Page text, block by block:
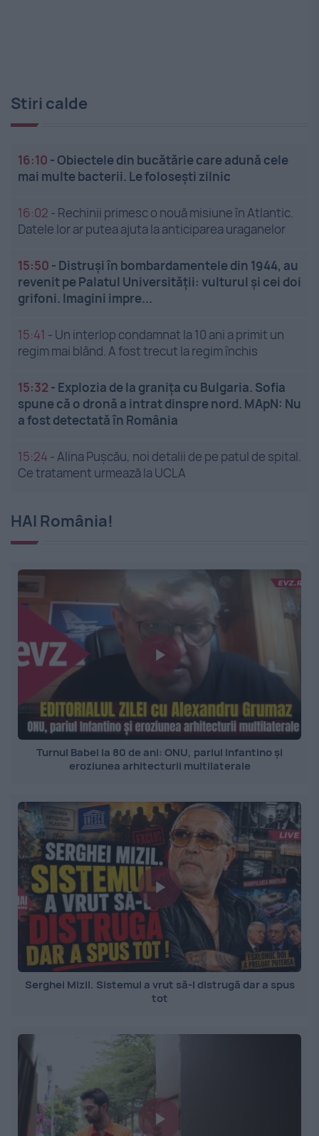
Stiri calde
16:10 -Obiectele din bucătărie care adună cele
mai multe bacterii. Le folosești zilnic
16:02 - Rechinii primesc o nouă misiune în Atlantic.
Datele lor ar putea ajuta la anticiparea uraganelor
15:50 - Distruși în bombardamentele din 1944, au
revenit pe Palatul Universității: vulturul și cei doi
grifoni. Imagini impre...
15:41 - Un interlop condamnat la 10 ani a primit un
regim mai blând. A fost trecut la regim închis
15:32 - Explozia de la granița cu Bulgaria. Sofia
spune că o dronă a intrat dinspre nord. MApN: Nu
a fost detectată în România
15:24 -Alina Pușcău, noi detalii de pe patul de spital.
Ce tratament urmează la UCLA
HAI România!
Turnul Babel la 80 de ani: ONU, pariul Infantino și
eroziunea arhitecturii multilaterale
Serghei Mizil. Sistemul a vrut să-l distrugă dar a spus
tot